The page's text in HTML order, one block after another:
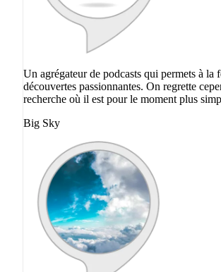
Un agrégateur de podcasts qui permets à la
découvertes passionnantes. On regrette
recherche où il est pour le moment plus
Big Sky